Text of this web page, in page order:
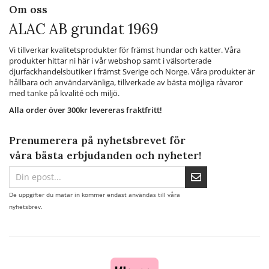
Om oss
ALAC AB grundat 1969
Vi tillverkar kvalitetsprodukter för främst hundar och katter. Våra
produkter hittar ni här i vår webshop samt i välsorterade
djurfackhandelsbutiker i främst Sverige och Norge. Våra produkter är
hållbara och användarvänliga, tillverkade av bästa möjliga råvaror
med tanke på kvalité och miljö.
Alla order över 300kr levereras fraktfritt!
Prenumerera på nyhetsbrevet för
våra bästa erbjudanden och nyheter!
De uppgifter du matar in kommer endast användas till våra
nyhetsbrev.